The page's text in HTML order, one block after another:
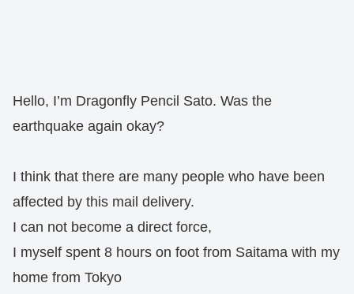
Hello, I’m Dragonfly Pencil Sato. Was the
earthquake again okay?
I think that there are many people who have been
affected by this mail delivery.
I can not become a direct force,
I myself spent 8 hours on foot from Saitama with my
home from Tokyo